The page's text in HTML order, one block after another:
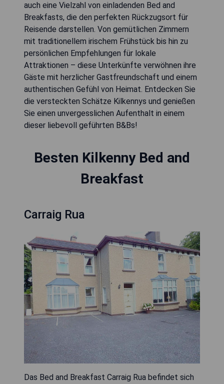
auch eine Vielzahl von einladenden Bed and
Breakfasts, die den perfekten Rückzugsort für
Reisende darstellen. Von gemütlichen Zimmern
mit traditionellem irischem Frühstück bis hin zu
persönlichen Empfehlungen für lokale
Attraktionen – diese Unterkünfte verwöhnen ihre
Gäste mit herzlicher Gastfreundschaft und einem
authentischen Gefühl von Heimat. Entdecken Sie
die versteckten Schätze Kilkennys und genießen
Sie einen unvergesslichen Aufenthalt in einem
dieser liebevoll geführten B&Bs!
Besten Kilkenny Bed and
Breakfast
Carraig Rua
Das Bed and Breakfast Carraig Rua befindet sich